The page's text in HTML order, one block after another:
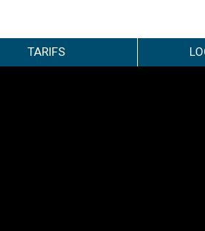
TARIFS